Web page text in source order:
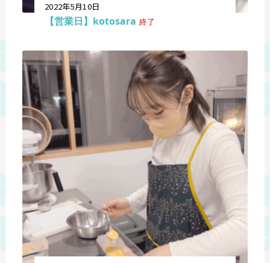
2022年5月10日
【営業日】kotosara 終了